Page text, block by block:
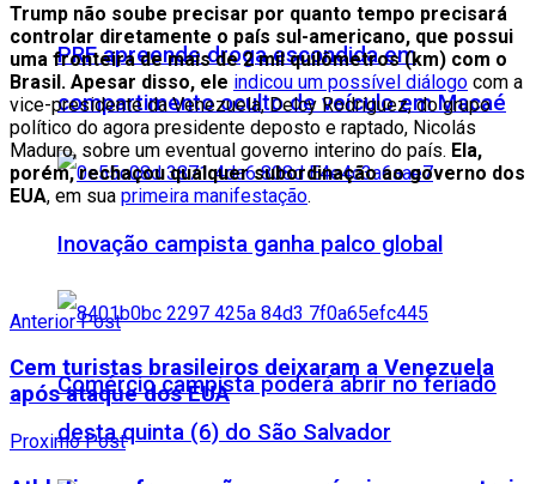
PRF apreende droga escondida em
compartimento oculto de veículo em Macaé
Inovação campista ganha palco global
Comércio campista poderá abrir no feriado
desta quinta (6) do São Salvador
Trump não soube precisar por quanto tempo precisará
controlar diretamente o país sul-americano, que possui
uma fronteira de mais de 2 mil quilômetros (km) com o
Brasil. Apesar disso, ele indicou um possível diálogo com a
vice-presidente da Venezuela, Delcy Rodríguez, do grupo
político do agora presidente deposto e raptado, Nicolás
Maduro, sobre um eventual governo interino do país. Ela,
porém, rechaçou qualquer subordinação ao governo dos
EUA, em sua primeira manifestação.
Anterior Post
Cem turistas brasileiros deixaram a Venezuela
após ataque dos EUA
Proximo Post